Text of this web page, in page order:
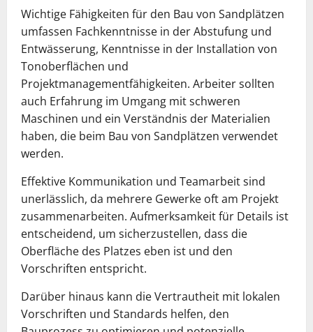
Wichtige Fähigkeiten für den Bau von Sandplätzen
umfassen Fachkenntnisse in der Abstufung und
Entwässerung, Kenntnisse in der Installation von
Tonoberflächen und
Projektmanagementfähigkeiten. Arbeiter sollten
auch Erfahrung im Umgang mit schweren
Maschinen und ein Verständnis der Materialien
haben, die beim Bau von Sandplätzen verwendet
werden.
Effektive Kommunikation und Teamarbeit sind
unerlässlich, da mehrere Gewerke oft am Projekt
zusammenarbeiten. Aufmerksamkeit für Details ist
entscheidend, um sicherzustellen, dass die
Oberfläche des Platzes eben ist und den
Vorschriften entspricht.
Darüber hinaus kann die Vertrautheit mit lokalen
Vorschriften und Standards helfen, den